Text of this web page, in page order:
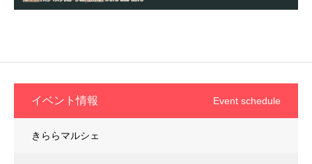
イベント情報 Event schedule
きららマルシェ